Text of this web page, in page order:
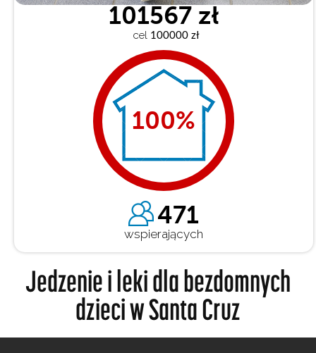
101567 zł
cel 100000 zł
100%
471
wspierających
Jedzenie i leki dla bezdomnych
dzieci w Santa Cruz